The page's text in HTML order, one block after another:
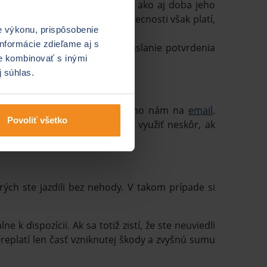
výkonu, prispôsobenie
zdieľame aj s
kombinovať s inými
súhlas.
Povoliť všetko
o potvrdenie požiadať, ako aj doba jeho
poisťovni. Vo všeobecnosti však platí,
PZProvno požiadať aj o zaslanie potvrdenia
poistnú zmluvu alebo priamo nám na email.
– môžete ich opätovne využiť neskôr, ak
ste jazdili bez nehody. V takom prípade si
k dispozícii. Ak sa totiž zistí, že ste neuviedli
len časť vzniknutej škody a zvyšnú sumu